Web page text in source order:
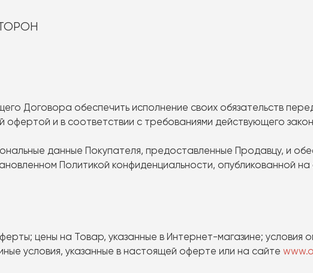
Договора обеспечить исполнение своих обязательств
офертой и в соответствии с требованиями действующего
данные Покупателя, предоставленные Продавцу, и
Политикой конфиденциальности, опубликованной на
цены на Товар, указанные в Интернет-магазине; условия
условия, указанные в настоящей оферте или на сайте